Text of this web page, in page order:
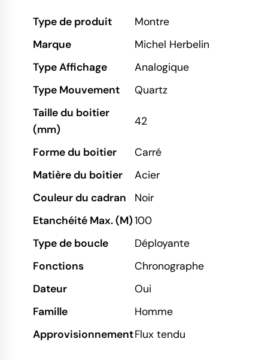
Type de produit
Montre
Marque
Michel Herbelin
Type Affichage
Analogique
Type Mouvement
Quartz
Taille du boitier
(mm)
42
Forme du boitier
Carré
Matière du boitier
Acier
Couleur du cadran
Noir
Etanchéité Max. (M)100
Type de boucle
Déployante
Fonctions
Chronographe
Dateur
Oui
Famille
Homme
ApprovisionnementFlux tendu